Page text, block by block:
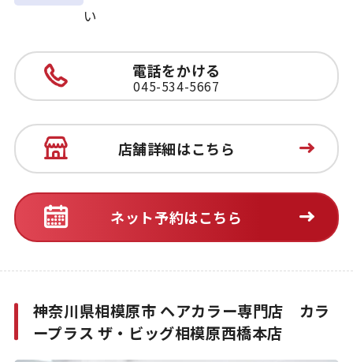
い
電話をかける
045-534-5667
店舗詳細はこちら
ネット予約はこちら
神奈川県相模原市 ヘアカラー専門店 カラ
ープラス ザ・ビッグ相模原西橋本店